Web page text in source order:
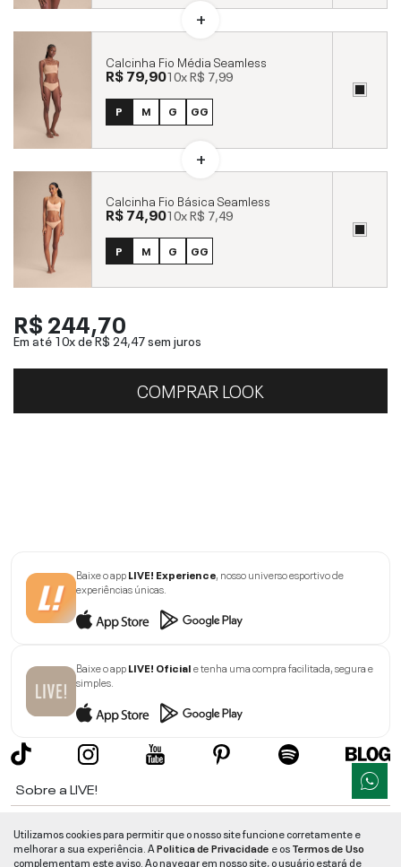
Calcinha Fio Média Seamless
R$ 79,9010xR$ 7,99
P M G GG
Calcinha Fio Básica Seamless
R$ 74,9010xR$ 7,49
P M G GG
R$ 244,70
Em até 10x deR$ 24,47sem juros
COMPRAR LOOK
Baixe o appLIVE! Experience, nosso universo esportivo de
experiências únicas.
Baixe o appLIVE! Oficiale tenha uma compra facilitada, segura e
simples.
Sobre a LIVE!
Informações
Utilizamos cookies para permitir que o nosso site funcione corretamente e
melhorar a sua experiência. APolitica de Privacidade e osTermos de Uso
complementam este aviso. Ao navegar em nosso site, o usuário estará de